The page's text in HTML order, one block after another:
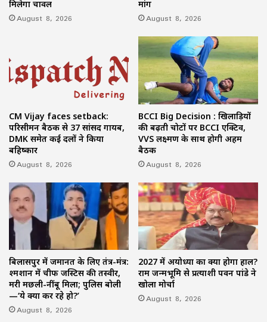
मिलेगा चावल
August 8, 2026
मांग
August 8, 2026
CM Vijay faces setback:
परिसीमन बैठक से 37 सांसद गायब,
DMK समेत कई दलों ने किया
बहिष्कार
August 8, 2026
BCCI Big Decision : खिलाड़ियों
की बढ़ती चोटों पर BCCI एक्टिव,
VVS लक्ष्मण के साथ होगी अहम
बैठक
August 8, 2026
बिलासपुर में जमानत के लिए तंत्र-मंत्र:
श्मशान में चीफ जस्टिस की तस्वीर,
मरी मछली-नींबू मिला; पुलिस बोली
—‘ये क्या कर रहे हो?’
August 8, 2026
2027 में अयोध्या का क्या होगा हाल?
राम जन्मभूमि से प्रत्याशी पवन पांडे ने
खोला मोर्चा
August 8, 2026